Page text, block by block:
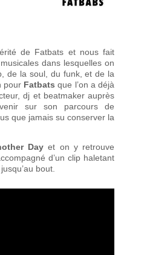
de Fatbats et nous fait
dans lesquelles on
de la soul, du funk, et de la
pour Fatbats que l’on a déjà
dj et beatmaker auprès
sur son parcours de
que jamais su conserver la
Day et on y retrouve
d’un clip haletant
bout.